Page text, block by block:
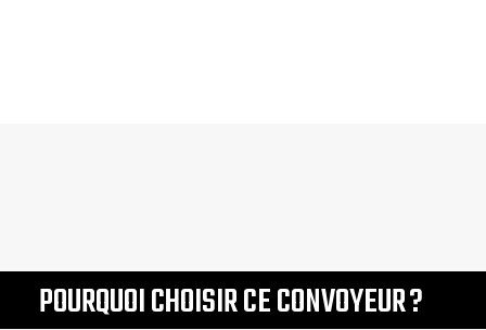
POURQUOI CHOISIR CE CONVOYEUR ?